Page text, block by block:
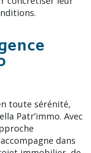
toute sérénité,
Patr’immo. Avec
dans